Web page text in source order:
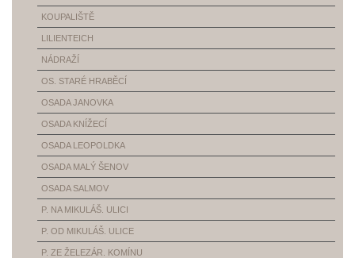
KOUPALIŠTĚ
LILIENTEICH
NÁDRAŽÍ
OS. STARÉ HRABĚCÍ
OSADA JANOVKA
OSADA KNÍŽECÍ
OSADA LEOPOLDKA
OSADA MALÝ ŠENOV
OSADA SALMOV
P. NA MIKULÁŠ. ULICI
P. OD MIKULÁŠ. ULICE
P. ZE ŽELEZÁR. KOMÍNU